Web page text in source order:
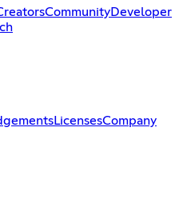
CommunityDeveloper
LicensesCompany